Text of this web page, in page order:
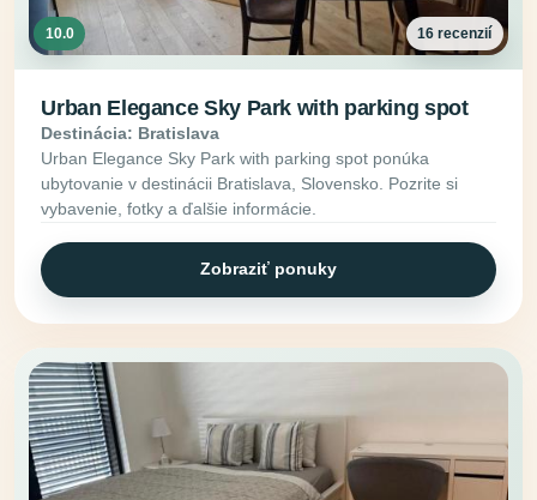
10.0 16 recenzií
Urban Elegance Sky Park with parking spot
Destinácia: Bratislava
Urban Elegance Sky Park with parking spot ponúka
ubytovanie v destinácii Bratislava, Slovensko. Pozrite si
vybavenie, fotky a ďalšie informácie.
Zobraziť ponuky